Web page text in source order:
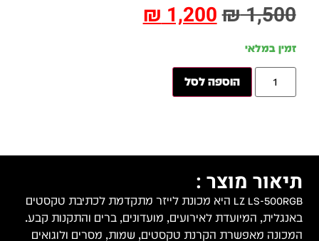
₪1,500
₪1,200
זמין במלאי
הוספה לסל
תיאור מוצר :
LZ LS-500RGB היא מכונת לייזר מתקדמת לכתיבת טקסטים
באנגלית, המיועדת לאירועים, מועדונים, ברים והתקנות קבע.
המכונה מאפשרת הקרנת טקסטים, שמות, מסרים ולוגואים